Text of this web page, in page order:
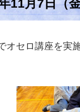
月7日（金
セロ講座を実